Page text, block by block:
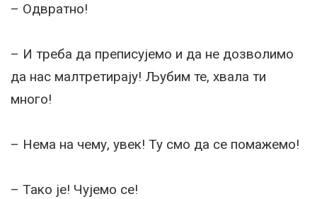
– Одвратно!
– И треба да преписујемо и да не дозволимо
да нас малтретирају! Љубим те, хвала ти
много!
– Нема на чему, увек! Ту смо да се помажемо!
– Тако је! Чујемо се!